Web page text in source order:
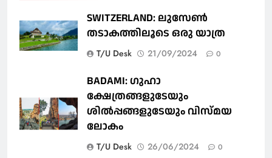
SWITZERLAND: ലുസേൺ
തടാകത്തിലൂടെ ഒരു യാത്ര
T/U Desk 21/09/2024 0
BADAMI: ഗുഹാ
ക്ഷേത്രങ്ങളുടേയും
ശിൽപ്പങ്ങളുടേയും വിസ്മയ
ലോകം
T/U Desk 26/06/2024 0